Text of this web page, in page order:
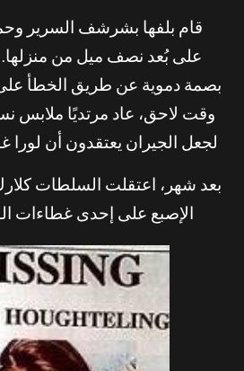
قام بلفها بشرشف السرير
على بُعد نصف ميل من منزلها.
بصمة دموية عن طريق الخطأ
وقت لاحق، عاد مرتديًا ملابس
لجعل الجيران يعتقدون أن لورا
بعد شهر، اعتقلت السلطات
الإصبع على إحدى غطاءات